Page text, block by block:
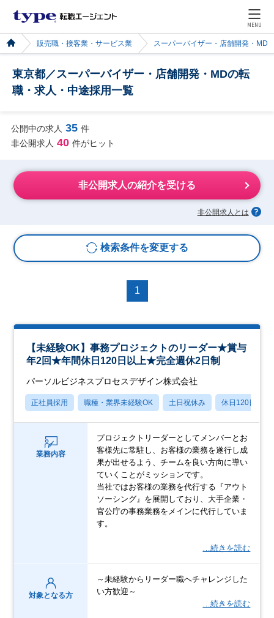
MENU
販売職・接客業・サービス業 スーパーバイザー・店舗開発・MD
東京都／スーパーバイザー・店舗開発・MDの転
職・求人・中途採用一覧
公開中の求人 35 件
非公開求人 40 件がヒット
非公開求人の紹介を受ける
非公開求人とは
検索条件を変更する
1
【未経験OK】事務プロジェクトのリーダー★賞与
年2回★年間休日120日以上★完全週休2日制
パーソルビジネスプロセスデザイン株式会社
正社員採用 職種・業界未経験OK 土日祝休み 休日120日以上
業務内容
プロジェクトリーダーとしてメンバーとお
客様先に常駐し、お客様の業務を遂行し成
果が出せるよう、チームを良い方向に導い
ていくことがミッションです。
当社ではお客様の業務を代行する『アウト
ソーシング』を展開しており、大手企業・
官公庁の事務業務をメインに代行していま
す。
…続きを読む
対象となる方
～未経験からリーダー職へチャレンジした
い方歓迎～
…続きを読む